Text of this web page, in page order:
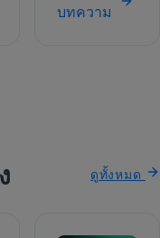
บทความ
ดูทั้งหมด